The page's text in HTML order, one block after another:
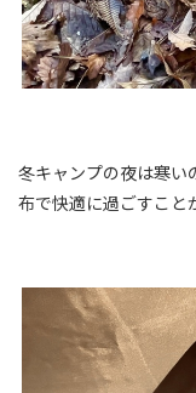
冬キャンプの夜は寒
布で快適に過ごすこと